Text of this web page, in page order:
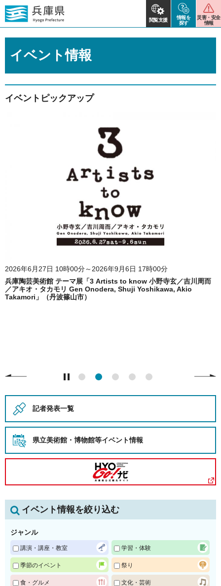
閲覧支援
情報を
探す
災害・安全
情報
イベント情報
イベントピックアップ
2026年6月27日 10時00分～2026年9月6日 17時00分
兵庫陶芸美術館 テーマ展「3 Artists to know 小野寺玄／吉川周而
／アキオ・タカモリ Gen Onodera, Shuji Yoshikawa, Akio
Takamori」（丹波篠山市）
記者発表一覧
県立美術館・博物館等イベント情報
イベント情報を絞り込む
ジャンル
講演・講座・教室 学習・体験
季節のイベント 祭り
食・グルメ 文化・芸術